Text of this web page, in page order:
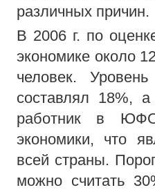
различных причин.
В 2006 г. по
экономике около
человек.
составлял 18%,
работник в
экономики, что
всей страны.
можно считать